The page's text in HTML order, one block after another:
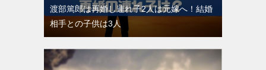
渡部篤郎は再婚し連れ子2人は元嫁へ！結婚
相手との子供は3人